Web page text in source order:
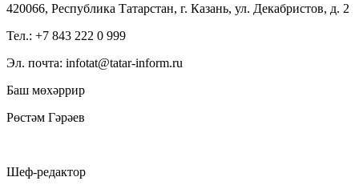
420066, Республика Татарстан, г. Казань, ул. Декабристов, д. 2
Тел.: +7 843 222 0 999
Эл. почта: infotat@tatar-inform.ru
Баш мөхәррир
Рөстәм Гәрәев
Шеф-редактор